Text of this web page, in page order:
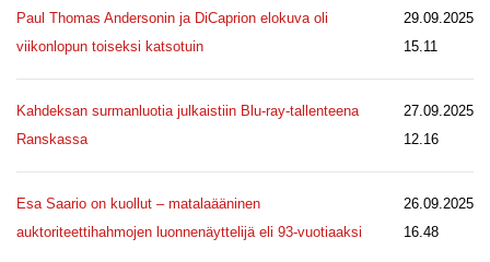
Paul Thomas Andersonin ja DiCaprion elokuva oli
viikonlopun toiseksi katsotuin
29.09.2025
15.11
Kahdeksan surmanluotia julkaistiin Blu-ray-tallenteena
Ranskassa
27.09.2025
12.16
Esa Saario on kuollut – matalaääninen
auktoriteettihahmojen luonnenäyttelijä eli 93-vuotiaaksi
26.09.2025
16.48